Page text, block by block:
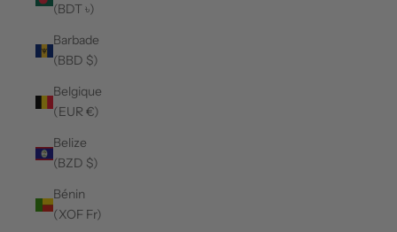
(BDT ৳)
Barbade
(BBD $)
Belgique
(EUR €)
Belize
(BZD $)
Bénin
(XOF Fr)